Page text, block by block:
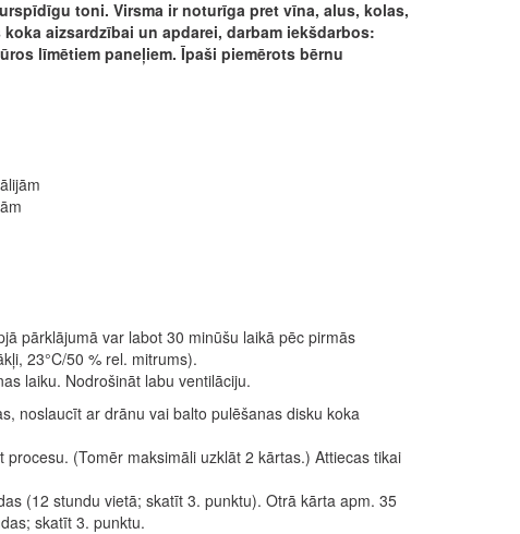
toni. Virsma ir noturīga pret vīna, alus, kolas,
aizsardzībai un apdarei, darbam iekšdarbos:
līmētiem paneļiem. Īpaši piemērots bērnu
pārklājumā var labot 30 minūšu laikā pēc pirmās
23°C/50 % rel. mitrums).
laiku. Nodrošināt labu ventilāciju.
noslaucīt ar drānu vai balto pulēšanas disku koka
(Tomēr maksimāli uzklāt 2 kārtas.) Attiecas tikai
(12 stundu vietā; skatīt 3. punktu). Otrā kārta apm. 35
skatīt 3. punktu.